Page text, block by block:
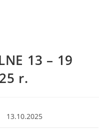
13 – 19
r.
13.10.2025